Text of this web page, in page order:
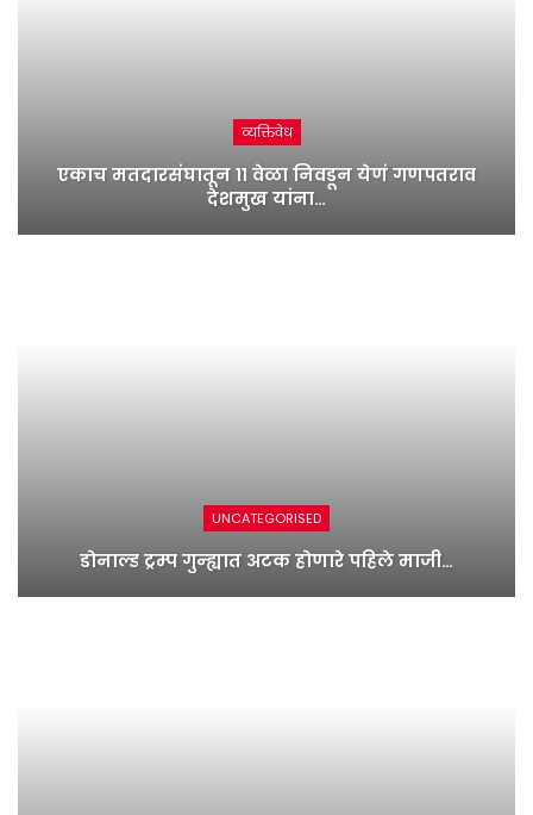
व्यक्तिवेध
एकाच मतदारसंघातून ११ वेळा निवडून येणं गणपतराव
देशमुख यांना…
UNCATEGORISED
डोनाल्ड ट्रम्प गुन्ह्यात अटक होणारे पहिले माजी…